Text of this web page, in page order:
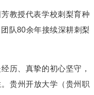
教授代表学校刺梨育种
队80余年接续深耕刺梨
历、真挚的初心坚守，
贵州开放大学（贵州职